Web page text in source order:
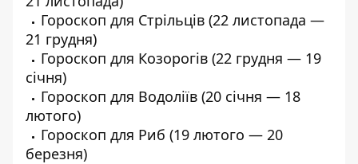
Гороскоп для Стрільців (22 листопада —
21 грудня)
Гороскоп для Козорогів (22 грудня — 19
січня)
Гороскоп для Водоліїв (20 січня — 18
лютого)
Гороскоп для Риб (19 лютого — 20
березня)